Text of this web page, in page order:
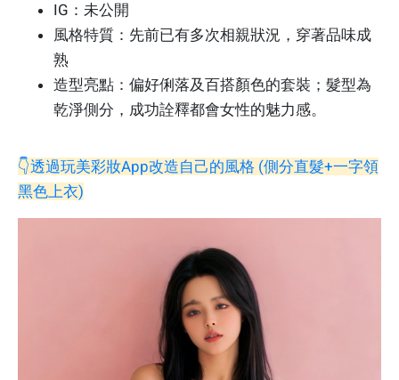
IG：未公開
風格特質：先前已有多次相親狀況，穿著品味成
熟
造型亮點：偏好俐落及百搭顏色的套裝；髮型為
乾淨側分，成功詮釋都會女性的魅力感。
👇透過玩美彩妝App改造自己的風格 (側分直髮+一字領
黑色上衣)